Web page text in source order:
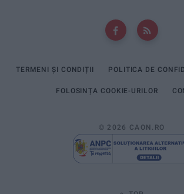
TERMENI ȘI CONDIȚII POLITICA DE
FOLOSINȚA COOKIE-URILOR
© 2026 CAON.RO